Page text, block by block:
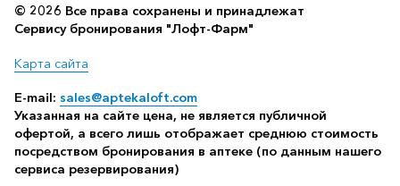
© 2026 Все права сохранены и принадлежат
Сервису бронирования "Лофт-Фарм"
Карта сайта
E-mail: sales@aptekaloft.com
Указанная на сайте цена, не является публичной
офертой, а всего лишь отображает среднюю стоимость
посредством бронирования в аптеке (по данным нашего
сервиса резервирования)